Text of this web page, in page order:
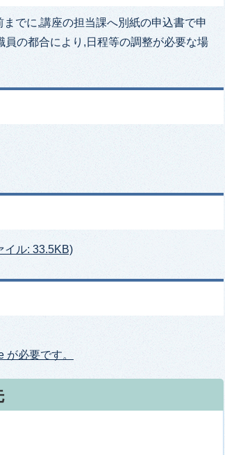
でに,講座の担当課へ別紙の申込書で申
の都合により,日程等の調整が必要な場
イル: 33.5KB)
必要です。